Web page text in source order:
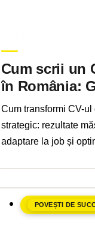
Cum scrii un
în România:
Cum transformi CV-
strategic: rezultate
adaptare la job și
POVEȘTI DE